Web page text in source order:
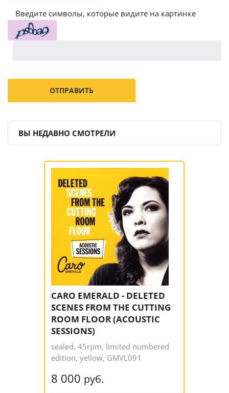
Введите символы, которые видите на картинке
ВЫ НЕДАВНО СМОТРЕЛИ
CARO EMERALD - DELETED
SCENES FROM THE CUTTING
ROOM FLOOR (ACOUSTIC
SESSIONS)
sealed, 45rpm, limited numbered
edition, yellow, GMVL091
8 000 руб.